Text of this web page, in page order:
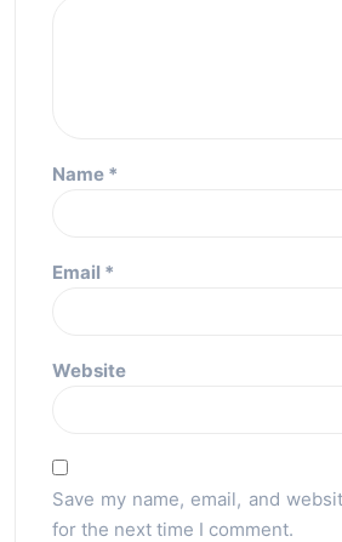
Name *
Email *
Website
Save my name, email, and
for the next time I comment.